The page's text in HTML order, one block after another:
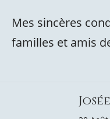
Mes sincères
familles et amis